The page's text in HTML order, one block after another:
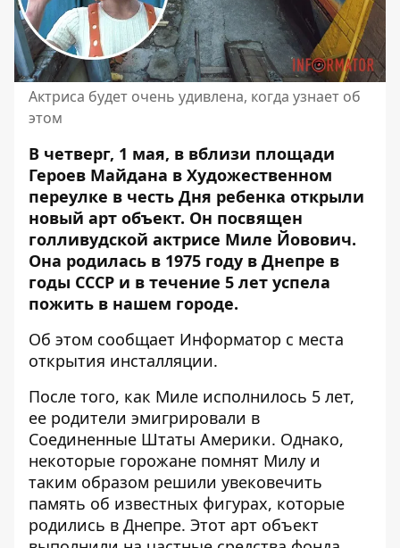
Актриса будет очень удивлена, когда узнает об
этом
В четверг, 1 мая, в вблизи площади
Героев Майдана в Художественном
переулке в честь Дня ребенка открыли
новый арт объект. Он посвящен
голливудской актрисе Миле Йовович.
Она родилась в 1975 году в Днепре в
годы СССР и в течение 5 лет успела
пожить в нашем городе.
Об этом сообщает Информатор с места
открытия инсталляции.
После того, как Миле исполнилось 5 лет,
ее родители эмигрировали в
Соединенные Штаты Америки. Однако,
некоторые горожане помнят Милу и
таким образом решили увековечить
память об известных фигурах, которые
родились в Днепре. Этот арт объект